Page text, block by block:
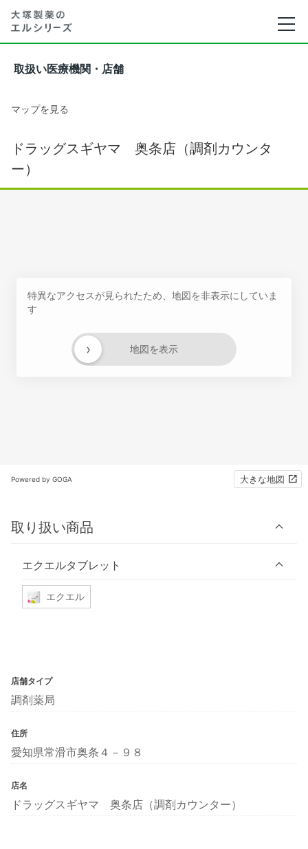
取扱い医療機関・店舗
マップを見る
ドラッグスギヤマ 奥条店（調剤カウンタ
ー）
特異なアクセスが見られたため、地図を非表示にしていま
す
地図を表示
›
Powered by GOGA 大きな地図
取り扱い商品
エクエルタブレット
エクエル
店舗タイプ
調剤薬局
住所
愛知県常滑市奥条４－９８
店名
ドラッグスギヤマ 奥条店（調剤カウンター）